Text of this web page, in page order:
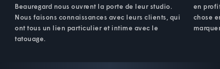
Beauregard nous ouvrent la porte de leur studio.
Nous faisons connaissances avec leurs clients, qui
ont tous un lien particulier et intime avec le
tatouage.
en
chose